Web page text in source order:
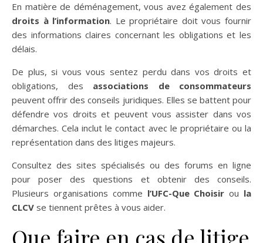
En matière de déménagement, vous avez également des
droits à l’information. Le propriétaire doit vous fournir
des informations claires concernant les obligations et les
délais.
De plus, si vous vous sentez perdu dans vos droits et
obligations, des associations de consommateurs
peuvent offrir des conseils juridiques. Elles se battent pour
défendre vos droits et peuvent vous assister dans vos
démarches. Cela inclut le contact avec le propriétaire ou la
représentation dans des litiges majeurs.
Consultez des sites spécialisés ou des forums en ligne
pour poser des questions et obtenir des conseils.
Plusieurs organisations comme l’UFC-Que Choisir ou la
CLCV se tiennent prêtes à vous aider.
Que faire en cas de litige